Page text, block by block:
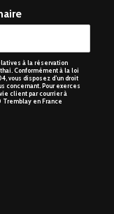
à la réservation
Conformément à la loi
vous disposez d’un droit
concernant. Pour exerces
client par courrier à
Tremblay en France